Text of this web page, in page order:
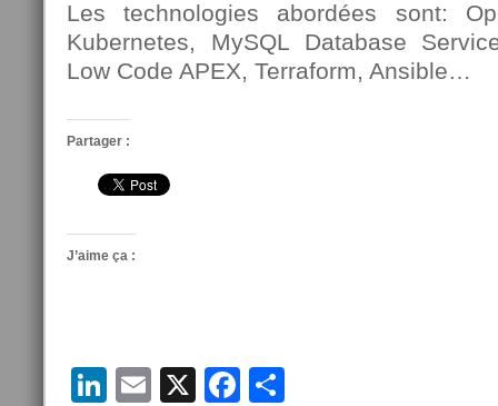
Les technologies abordées sont:
Kubernetes, MySQL Database
Low Code APEX, Terraform, Ansible…
Partager :
J’aime ça :
LinkedIn
Email
X Facebook